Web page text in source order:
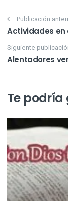
Post navigation
Publicación
Actividades
Siguiente
Alentadores
Te